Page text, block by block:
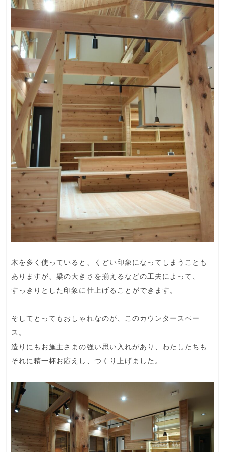
木を多く使っていると、くどい印象になってしまうことも
ありますが、梁の大きさを揃えるなどの工夫によって、
すっきりとした印象に仕上げることができます。
そしてとってもおしゃれなのが、このカウンタースペー
ス。
造りにもお施主さまの強い思い入れがあり、わたしたちも
それに精一杯お応えし、つくり上げました。